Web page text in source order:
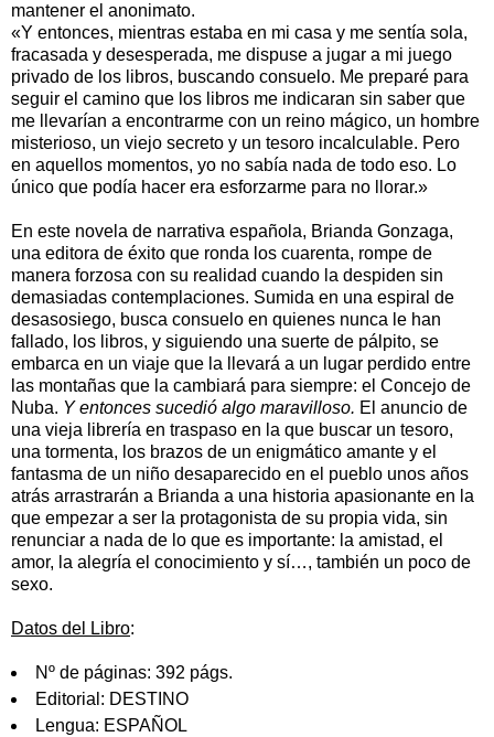
mantener el anonimato.
«Y entonces, mientras estaba en mi casa y me sentía sola,
fracasada y desesperada, me dispuse a jugar a mi juego
privado de los libros, buscando consuelo. Me preparé para
seguir el camino que los libros me indicaran sin saber que
me llevarían a encontrarme con un reino mágico, un hombre
misterioso, un viejo secreto y un tesoro incalculable. Pero
en aquellos momentos, yo no sabía nada de todo eso. Lo
único que podía hacer era esforzarme para no llorar.»
En este novela de narrativa española, Brianda Gonzaga,
una editora de éxito que ronda los cuarenta, rompe de
manera forzosa con su realidad cuando la despiden sin
demasiadas contemplaciones. Sumida en una espiral de
desasosiego, busca consuelo en quienes nunca le han
fallado, los libros, y siguiendo una suerte de pálpito, se
embarca en un viaje que la llevará a un lugar perdido entre
las montañas que la cambiará para siempre: el Concejo de
Nuba. Y entonces sucedió algo maravilloso. El anuncio de
una vieja librería en traspaso en la que buscar un tesoro,
una tormenta, los brazos de un enigmático amante y el
fantasma de un niño desaparecido en el pueblo unos años
atrás arrastrarán a Brianda a una historia apasionante en la
que empezar a ser la protagonista de su propia vida, sin
renunciar a nada de lo que es importante: la amistad, el
amor, la alegría el conocimiento y sí…, también un poco de
sexo.
Datos del Libro:
Nº de páginas: 392 págs.
Editorial: DESTINO
Lengua: ESPAÑOL